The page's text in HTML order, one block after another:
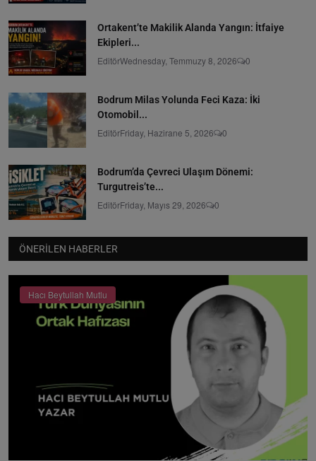
Ortakent’te Makilik Alanda Yangın: İtfaiye
Ekipleri...
EditörWednesday, Temmuzy 8, 2026 0
Bodrum Milas Yolunda Feci Kaza: İki
Otomobil...
EditörFriday, Hazirane 5, 2026 0
Bodrum’da Çevreci Ulaşım Dönemi:
Turgutreis’te...
EditörFriday, Mayıs 29, 2026 0
ÖNERILEN HABERLER
Hacı Beytullah Mutlu